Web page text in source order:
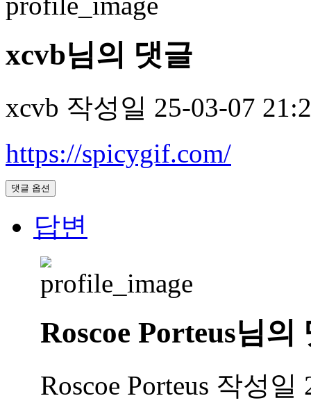
xcvb님의 댓글
xcvb 작성일 25-03-07
https://spicygif.com/
댓글 옵션
답변
Roscoe Porteus님의
Roscoe Porteus 작성일